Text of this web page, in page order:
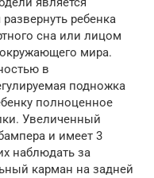
ребенка
сна или лицом
мира.
в
подножка
полноценное
Увеличенный
и имеет 3
наблюдать за
карман на задней